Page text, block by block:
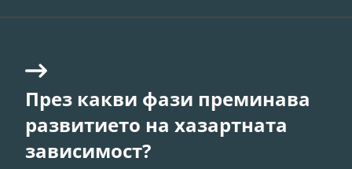
През какви фази преминава
развитието на хазартната
зависимост?